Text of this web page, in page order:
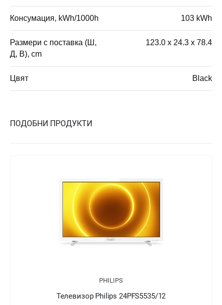
Консумация, kWh/1000h 103 kWh
Размери с поставка (Ш,
Д, В), cm
123.0 x 24.3 x 78.4
Цвят Black
ПОДОБНИ ПРОДУКТИ
PHILIPS
Телевизор Philips 24PFT5505/05